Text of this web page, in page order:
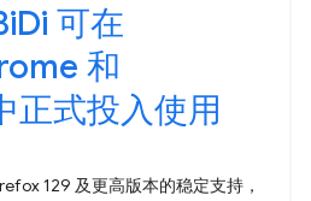
可在
和
正式投入使用
129 及更高版本的稳定支持，